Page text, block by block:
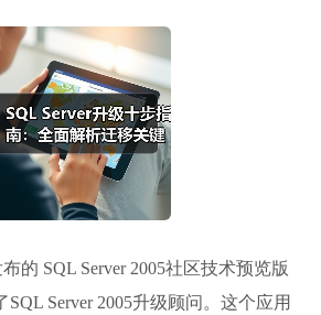
的 SQL Server 2005社区技术预览版
SQL Server 2005升级顾问。这个应用